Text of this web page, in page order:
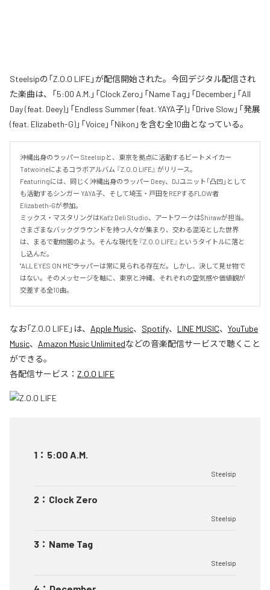
Steelsipの「Z.O.O LIFE」が配信開始された。今回デジタル配信され
た楽曲は、「5:00 A.M.」「Clock Zero」「Name Tag」「December」「All
Day (feat. Deey)」「Endless Summer (feat. YAYA子)」「Drive Slow」「発展
(feat. Elizabeth-G)」「Voice」「Nikon」を含む全10曲となっている。
沖縄出身のラッパー Steelsipと、東京を拠点に活動するビートメイカー
Tatwoineによるコラボアルバム 『Z.O.O LIFE』 がリリース。
Featuringには、同じく沖縄出身のラッパー Deey、DJユニット「凸凹」として
も活動するシンガー YAYA子、そして埼玉・戸田をREPするFLOW者
Elizabeth-Gが参加。
ミックス・マスタリングはKat'z Deli Studio、アートワークは$hirawが担当。
さまざまなバックグラウンドを持つ人々が集まり、交わる混沌とした世界
は、まるで動物園のよう。そんな現代を『Z.O.O LIFE』というタイトルに落と
し込んだ。
"ALL EYES ON ME"――ラッパーは常に見られる存在だ。しかし、決して見せ物で
はない。そのメッセージを軸に、東京と沖縄、それぞれの空気感や価値観が
交差する全10曲。
なお「Z.O.O LIFE」は、 Apple Music、 Spotify、 LINE MUSIC、 YouTube
Music、 Amazon Music Unlimitedなどの音楽配信サービスで聴くこと
ができる。
各配信サービス： Z.O.O LIFE
1 ： 5:00 A.M.
Steelsip
2 ： Clock Zero
Steelsip
3 ： Name Tag
Steelsip